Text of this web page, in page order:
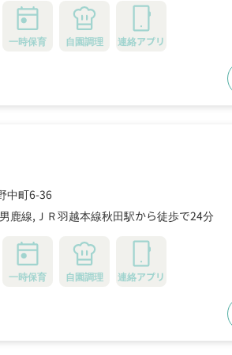
一時保育 自園調理 連絡アプリ
中町6-36
鹿線,ＪＲ羽越本線秋田駅から徒歩で24分
一時保育 自園調理 連絡アプリ